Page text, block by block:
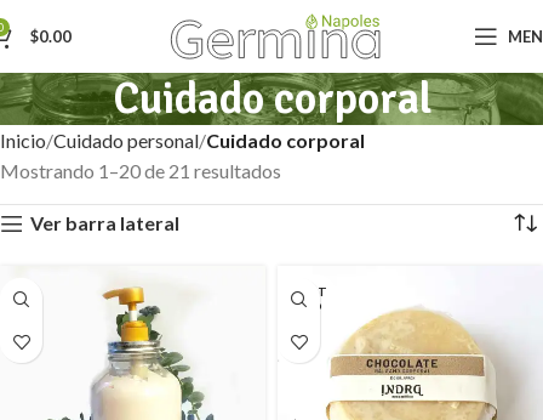
$0.00
Cuidado corporal
Inicio Cuidado personal Cuidado corporal
Mostrando 1–20 de 21 resultados
Ver barra lateral
AGOT
ADO